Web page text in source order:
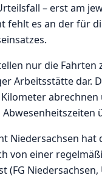
– erst am
fehlt es an der für
nur die Fahrten
Arbeitsstätte dar.
Niedersachsen hat
von einer
Niedersachsen,